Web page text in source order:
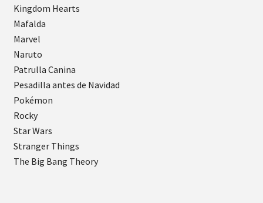
Kingdom Hearts
Mafalda
Marvel
Naruto
Patrulla Canina
Pesadilla antes de Navidad
Pokémon
Rocky
Star Wars
Stranger Things
The Big Bang Theory